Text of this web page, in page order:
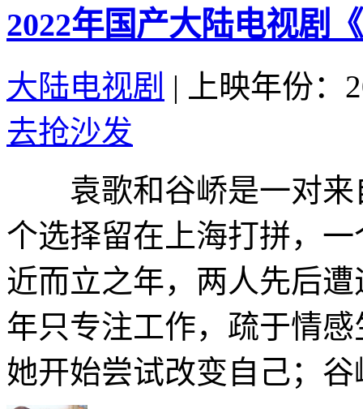
2022年国产大陆电视剧
大陆电视剧 |
上映年份：
去抢沙发
袁歌和谷峤是一对来
个选择留在上海打拼，
近而立之年，两人先后
年只专注工作，疏于情
她开始尝试改变自己；